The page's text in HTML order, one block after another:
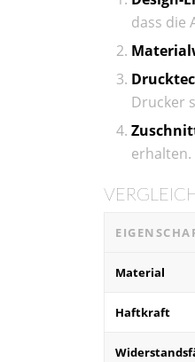
dass die
Drucker
erhalten.
Material
Haftkraft